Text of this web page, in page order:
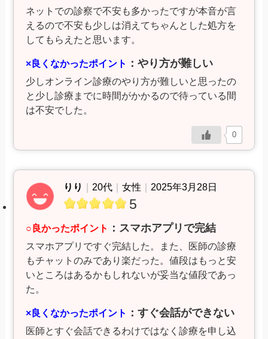
ネットでの診察で不安も多かったですが本音が言
えるので不安も少しは消えてちゃんとした処方を
してもらえたと思います。
×良くなかったポイント ：やり方が難しい
少しオンライン診療のやり方が難しいと思ったの
と少し診療までに時間がかかるので待っている間
は不安でした。
0
りり ｜ 20代 ｜女性 ｜ 2025年3月28日
5
○良かったポイント ：スマホアプリで完結
スマホアプリですぐ完結した。また、医師の診療
もチャットのみであり楽だった。値段はもっと安
いところはあるかもしれないが妥当な値段であっ
た。
×良くなかったポイント ：すぐ会話ができない
医師とすぐ会話できるわけではなく診療を申し込